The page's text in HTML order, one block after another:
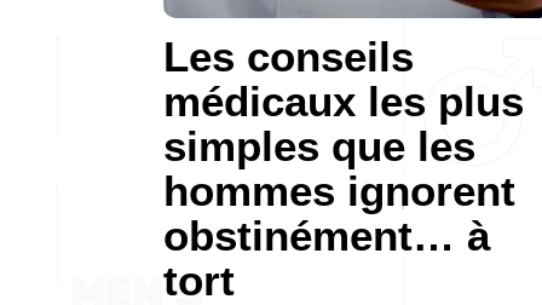
Les conseils
médicaux les plus
simples que les
hommes ignorent
obstinément… à
tort